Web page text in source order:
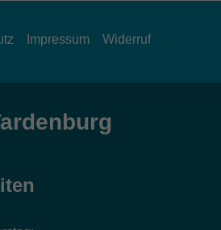
Impressum Widerruf